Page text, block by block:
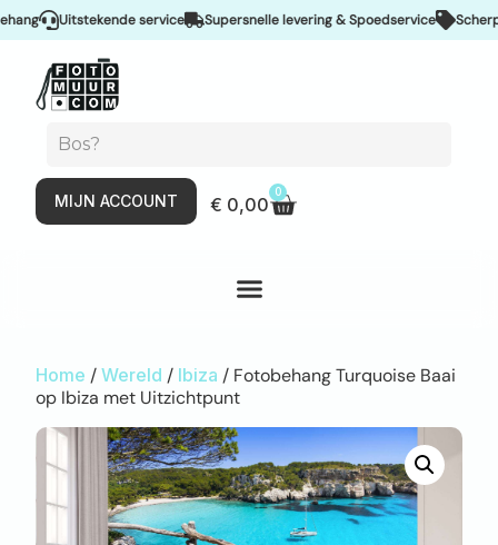
Uitstekende service Supersnelle levering & Spoedservice Scherpe
MIJN ACCOUNT € 0,00
0
Home / Wereld / Ibiza / Fotobehang Turquoise Baai
op Ibiza met Uitzichtpunt